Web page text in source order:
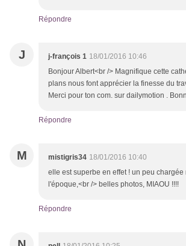
Répondre
J j-françois 1 18/01/2016 10:46
Bonjour Albert<br /> Magnifique cette
plans nous font apprécier la finesse du
Merci pour ton com. sur dailymotion .
Répondre
M mistigris34 18/01/2016 10:40
elle est superbe en effet ! un peu chargée
l'époque,<br /> belles photos, MIAOU !!!!
Répondre